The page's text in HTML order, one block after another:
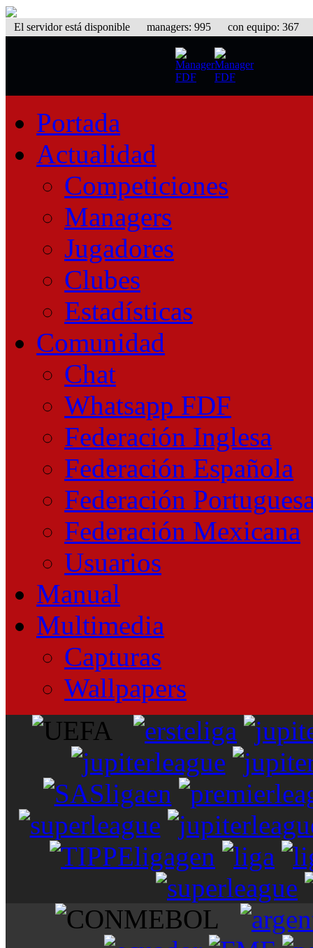
El servidor está disponible managers: 995 con equipo: 367
Portada
Actualidad
Competiciones
Managers
Jugadores
Clubes
Estadísticas
Comunidad
Chat
Whatsapp FDF
Federación Inglesa
Federación Española
Federación
Federación Mexicana
Usuarios
Manual
Multimedia
Capturas
Wallpapers